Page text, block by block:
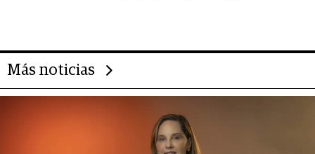
Más noticias